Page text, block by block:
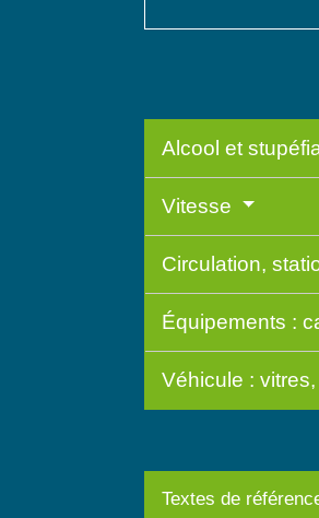
Alcool et
Vitesse
Circulation,
Équipements :
Véhicule :
Textes de